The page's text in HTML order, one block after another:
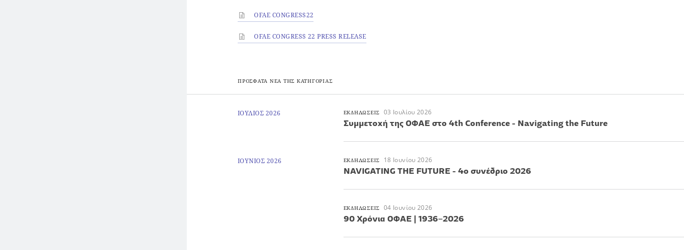
OFAE CONGRESS22
OFAE CONGRESS 22 PRESS RELEASE
ΠΡΟΣΦΑΤΑ ΝΕΑ ΤΗΣ ΚΑΤΗΓΟΡΙΑΣ
ΙΟΥΛΙΟΣ 2026 ΕΚΔΗΛΩΣΕΙΣ 03 Ιουλίου 2026
Συμμετοχή της ΟΦΑΕ στο 4th Conference - Navigating the Future
ΙΟΥΝΙΟΣ 2026 ΕΚΔΗΛΩΣΕΙΣ 18 Ιουνίου 2026
NAVIGATING THE FUTURE - 4ο συνέδριο 2026
ΕΚΔΗΛΩΣΕΙΣ 04 Ιουνίου 2026
90 Χρόνια ΟΦΑΕ | 1936–2026